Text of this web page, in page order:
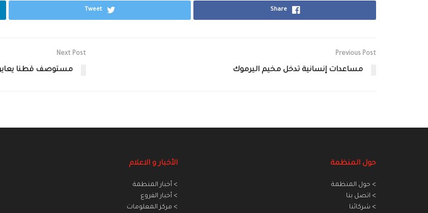
Share
Tweet
Previous Post
مساعدات إنسانية تدخل مخيم اليرموك
Next Post
مستوصف قطنا يعاين 27 ألف مريض منذ
حول المنظمة
> حول المنظمة
> اتصل بنا
> شركائنا
الأخبار و الاعلام
> أخبار المنطمة
> أخبار الفروع
> مركز المعلومات